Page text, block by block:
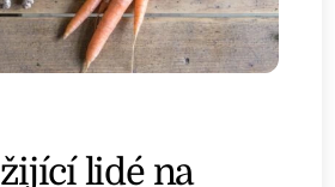
lidé na